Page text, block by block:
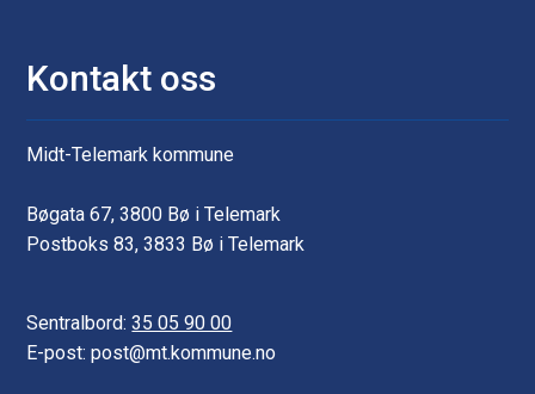
Kontakt oss
Midt-Telemark kommune
Bøgata 67, 3800 Bø i Telemark
Postboks 83, 3833 Bø i Telemark
Sentralbord:35 05 90 00
E-post: post@mt.kommune.no